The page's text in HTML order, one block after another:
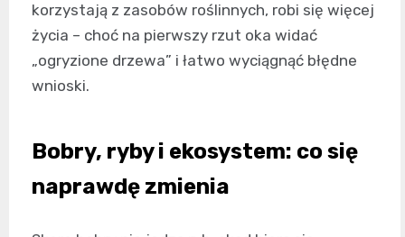
korzystają z zasobów roślinnych, robi się więcej
życia – choć na pierwszy rzut oka widać
„ogryzione drzewa” i łatwo wyciągnąć błędne
wnioski.
Bobry, ryby i ekosystem: co się
naprawdę zmienia